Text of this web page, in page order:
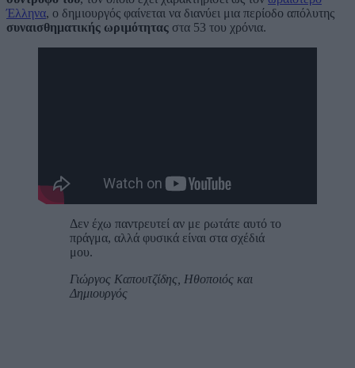
Έλληνα, ο δημιουργός φαίνεται να διανύει μια περίοδο απόλυτης
συναισθηματικής ωριμότητας στα 53 του χρόνια.
Δεν έχω παντρευτεί αν με ρωτάτε αυτό το
πράγμα, αλλά φυσικά είναι στα σχέδιά
μου.
Γιώργος Καπουτζίδης, Ηθοποιός και
Δημιουργός